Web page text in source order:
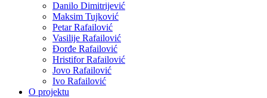
Danilo Dimitrijević
Maksim Tujković
Petar Rafailović
Vasilije Rafailović
Đorđe Rafailović
Hristifor Rafailović
Jovo Rafailović
Ivo Rafailović
O projektu